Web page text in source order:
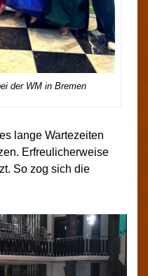
der WM in Bremen
lange Wartezeiten
Erfreulicherweise
So zog sich die